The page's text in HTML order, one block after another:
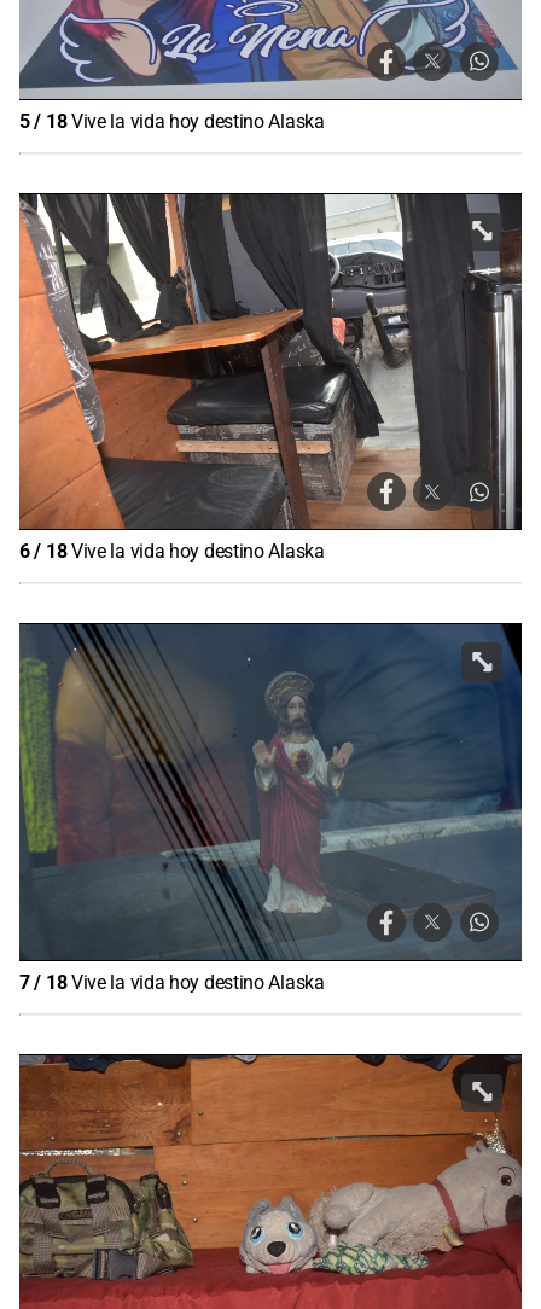
5/ 18Vive la vida hoy destino Alaska
6/ 18Vive la vida hoy destino Alaska
7/ 18Vive la vida hoy destino Alaska